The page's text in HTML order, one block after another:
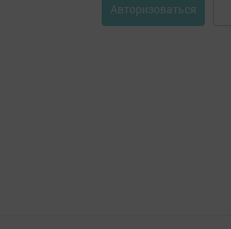
Авторизоваться